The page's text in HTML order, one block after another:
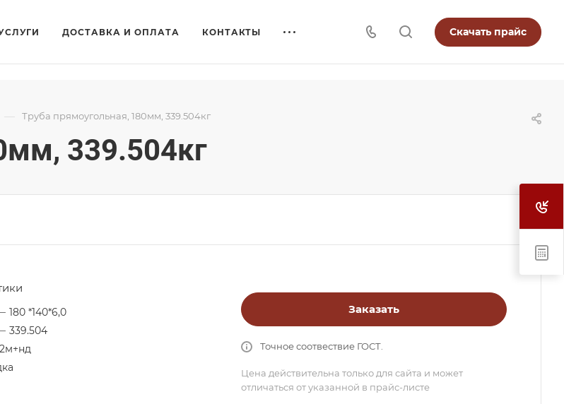
ДОСТАВКА И ОПЛАТА КОНТАКТЫ Скачать прайс
— Труба прямоугольная, 180мм, 339.504кг
339.504кг
180 *140*6,0
339.504
Заказать
Точное соотвествие ГОСТ.
Цена действительна только для сайта и может
отличаться от указанной в прайс-листе